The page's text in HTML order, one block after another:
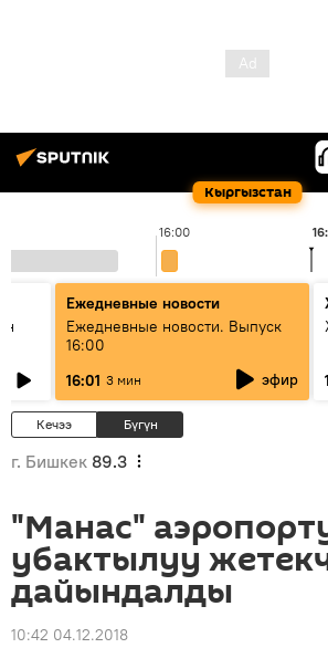
Кыргызстан
16:00
Ежедневные новости
Ежедневные новости. Выпуск
16:00
16:01 3 мин эфир
Кечээ Бүгүн
г. Бишкек 89.3
"Манас"
убактылуу
дайындалды
10:42 04.12.2018